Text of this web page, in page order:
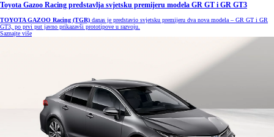
Toyota Gazoo Racing predstavlja svjetsku premijeru modela GR GT i GR GT3
TOYOTA GAZOO Racing (TGR) danas je predstavio svjetsku premijeru dva nova modela – GR GT i GR
GT3, po prvi put javno prikazavši prototipove u razvoju.
Saznajte više